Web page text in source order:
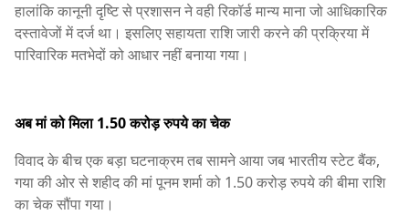
हालांकि कानूनी दृष्टि से प्रशासन ने वही रिकॉर्ड मान्य माना जो आधिकारिक
दस्तावेजों में दर्ज था। इसलिए सहायता राशि जारी करने की प्रक्रिया में
पारिवारिक मतभेदों को आधार नहीं बनाया गया।
अब मां को मिला 1.50 करोड़ रुपये का चेक
विवाद के बीच एक बड़ा घटनाक्रम तब सामने आया जब भारतीय स्टेट बैंक,
गया की ओर से शहीद की मां पूनम शर्मा को 1.50 करोड़ रुपये की बीमा राशि
का चेक सौंपा गया।